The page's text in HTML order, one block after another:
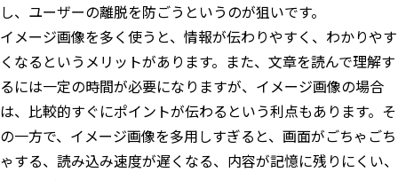
し、ユーザーの離脱を防ごうというのが狙いです。
イメージ画像を多く使うと、情報が伝わりやすく、わかりやす
くなるというメリットがあります。また、文章を読んで理解す
るには一定の時間が必要になりますが、イメージ画像の場合
は、比較的すぐにポイントが伝わるという利点もあります。そ
の一方で、イメージ画像を多用しすぎると、画面がごちゃごち
ゃする、読み込み速度が遅くなる、内容が記憶に残りにくい、